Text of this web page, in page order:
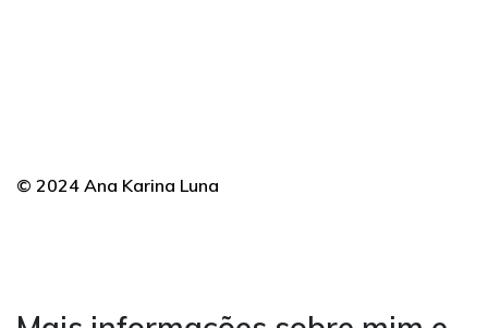
© 2024 Ana Karina Luna